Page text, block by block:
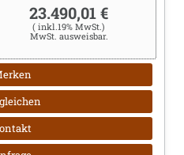
23.490,01 €
( inkl.19% MwSt.)
MwSt. ausweisbar.